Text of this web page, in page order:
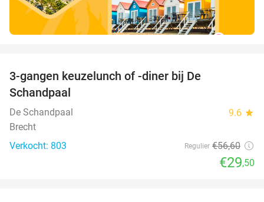
3-gangen keuzelunch of -diner bij De
Schandpaal
De Schandpaal 9.6 star
Brecht
Verkocht: 803
Regulier €56,60
€29,50